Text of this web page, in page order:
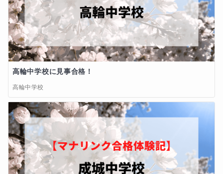
高輪中学校に見事合格！
高輪中学校